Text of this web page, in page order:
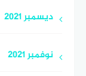
ديسمبر 2021
نوفمبر 2021